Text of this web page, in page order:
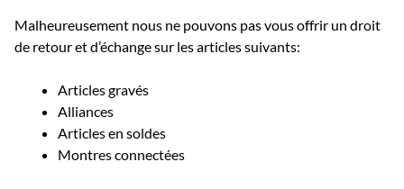
Malheureusement nous ne pouvons pas vous offrir un droit
de retour et d’échange sur les articles suivants:
Articles gravés
Alliances
Articles en soldes
Montres connectées